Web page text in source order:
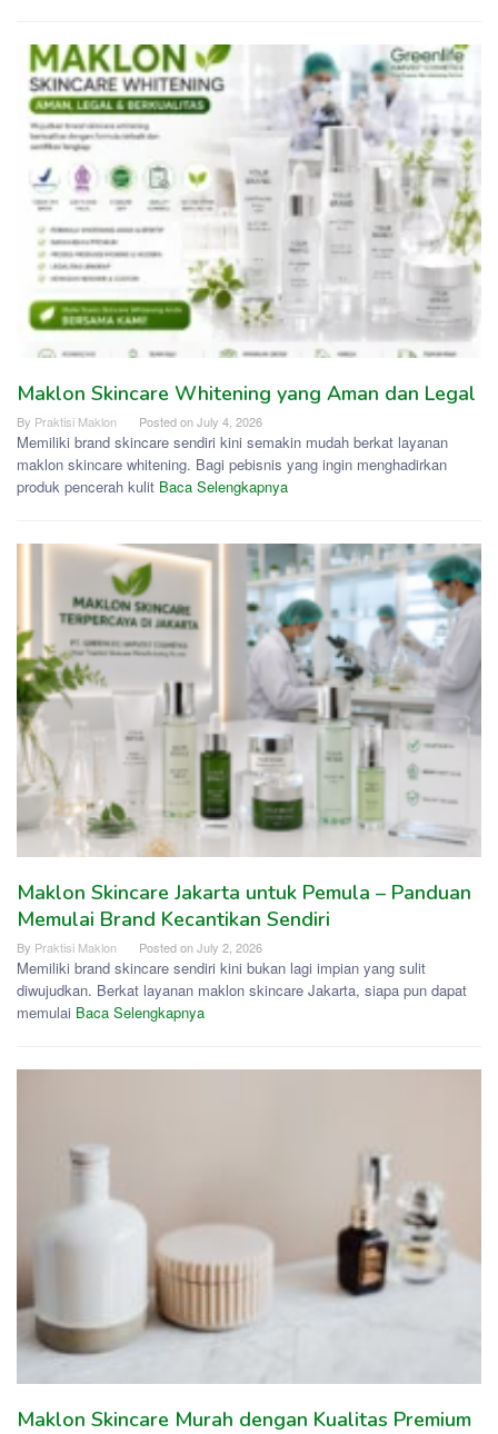
Maklon Skincare Whitening yang Aman dan Legal
By Praktisi Maklon Posted onJuly 4, 2026
Memiliki brand skincare sendiri kini semakin mudah berkat layanan
maklon skincare whitening. Bagi pebisnis yang ingin menghadirkan
produk pencerah kulit Baca Selengkapnya
Maklon Skincare Jakarta untuk Pemula – Panduan
Memulai Brand Kecantikan Sendiri
By Praktisi Maklon Posted onJuly 2, 2026
Memiliki brand skincare sendiri kini bukan lagi impian yang sulit
diwujudkan. Berkat layanan maklon skincare Jakarta, siapa pun dapat
memulai Baca Selengkapnya
Maklon Skincare Murah dengan Kualitas Premium